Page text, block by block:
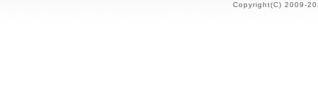
Copyright(C) 2009-